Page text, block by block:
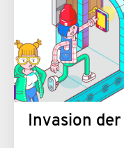
Invasion